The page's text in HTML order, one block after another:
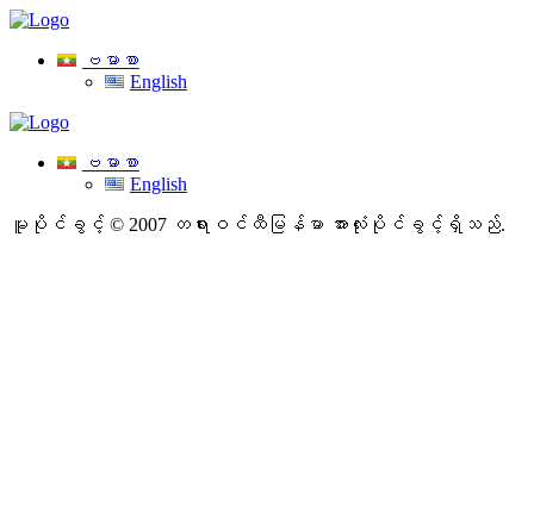
ဗမာစာ
English
ဗမာစာ
English
မူပိုင်ခွင့် © 2007 တရားဝင်ထီမြန်မာ အားလုံးပိုင်ခွင့်ရှိသည်.